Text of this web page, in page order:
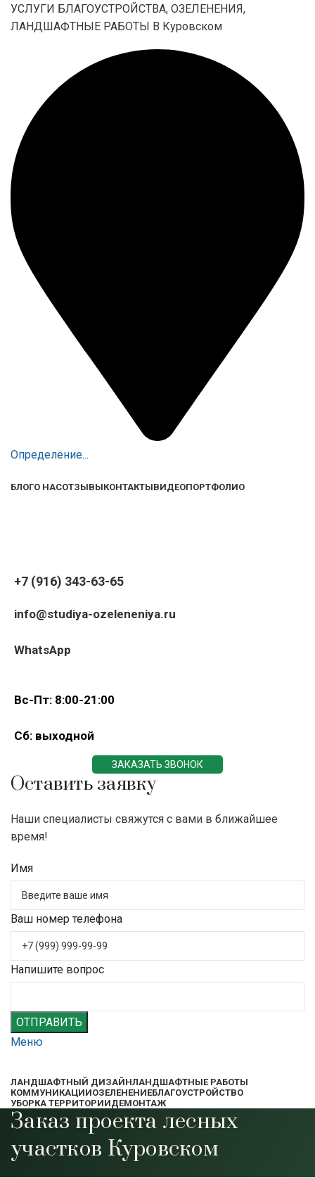
УСЛУГИ БЛАГОУСТРОЙСТВА, ОЗЕЛЕНЕНИЯ,
ЛАНДШАФТНЫЕ РАБОТЫ В Куровском
Определение...
БЛОГО НАСОТЗЫВЫКОНТАКТЫВИДЕОПОРТФОЛИО
+7 (916) 343-63-65
info@studiya-ozeleneniya.ru
WhatsApp
Вс-Пт: 8:00-21:00
Сб: выходной
ЗАКАЗАТЬ ЗВОНОК
Оставить заявку
Наши специалисты свяжутся с вами в ближайшее
время!
Имя
Ваш номер телефона
Напишите вопрос
ОТПРАВИТЬ
Меню
ЛАНДШАФТНЫЙ ДИЗАЙНЛАНДШАФТНЫЕ РАБОТЫ
КОММУНИКАЦИИОЗЕЛЕНЕНИЕБЛАГОУСТРОЙСТВО
УБОРКА ТЕРРИТОРИИДЕМОНТАЖ
Заказ проекта лесных
участков Куровском